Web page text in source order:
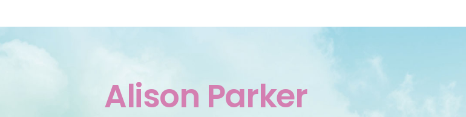
Alison Parker
NOS ANTENNES
CONTACT
JE DEVIENS MEMBRE